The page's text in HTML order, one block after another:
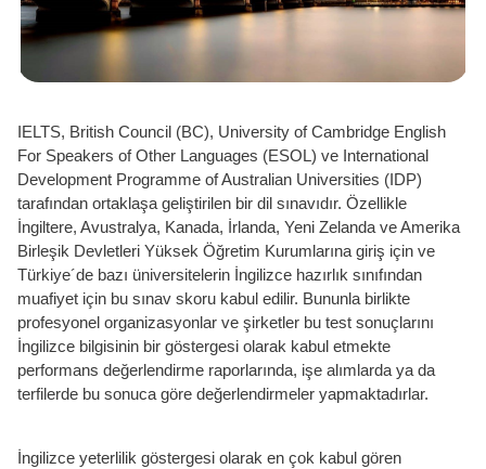
IELTS, British Council (BC), University of Cambridge English
For Speakers of Other Languages (ESOL) ve International
Development Programme of Australian Universities (IDP)
tarafından ortaklaşa geliştirilen bir dil sınavıdır. Özellikle
İngiltere, Avustralya, Kanada, İrlanda, Yeni Zelanda ve Amerika
Birleşik Devletleri Yüksek Öğretim Kurumlarına giriş için ve
Türkiye´de bazı üniversitelerin İngilizce hazırlık sınıfından
muafiyet için bu sınav skoru kabul edilir. Bununla birlikte
profesyonel organizasyonlar ve şirketler bu test sonuçlarını
İngilizce bilgisinin bir göstergesi olarak kabul etmekte
performans değerlendirme raporlarında, işe alımlarda ya da
terfilerde bu sonuca göre değerlendirmeler yapmaktadırlar.
İngilizce yeterlilik göstergesi olarak en çok kabul gören